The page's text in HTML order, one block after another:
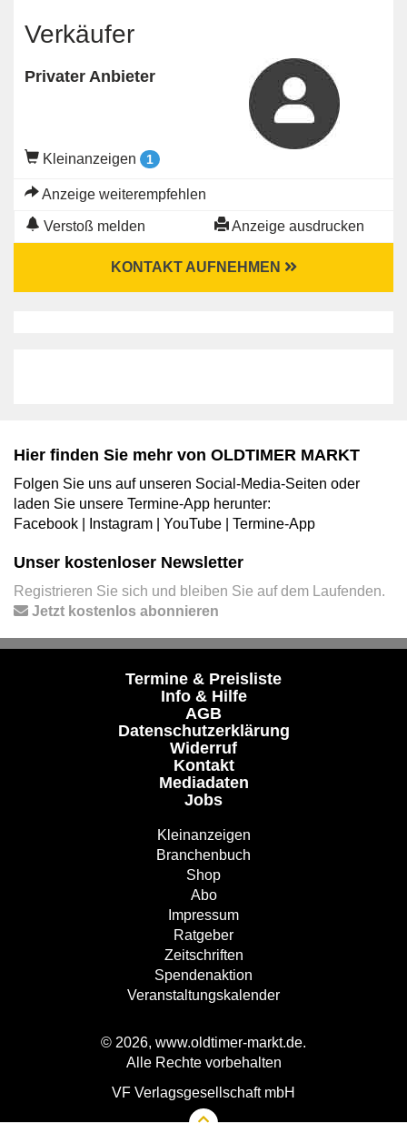
Verkäufer
Privater Anbieter
Kleinanzeigen 1
Anzeige weiterempfehlen
Verstoß melden Anzeige ausdrucken
KONTAKT AUFNEHMEN
Hier finden Sie mehr von OLDTIMER MARKT
Folgen Sie uns auf unseren Social-Media-Seiten oder
laden Sie unsere Termine-App herunter:
Facebook
Instagram YouTube Termine-App
Unser kostenloser Newsletter
Registrieren Sie sich und bleiben Sie auf dem Laufenden.
Jetzt kostenlos abonnieren
Termine & Preisliste
Info & Hilfe
AGB
Datenschutzerklärung
Widerruf
Kontakt
Mediadaten
Jobs
Kleinanzeigen
Branchenbuch
Shop
Abo
Impressum
Ratgeber
Zeitschriften
Spendenaktion
Veranstaltungskalender
© 2026, www.oldtimer-markt.de.
Alle Rechte vorbehalten
VF Verlagsgesellschaft mbH